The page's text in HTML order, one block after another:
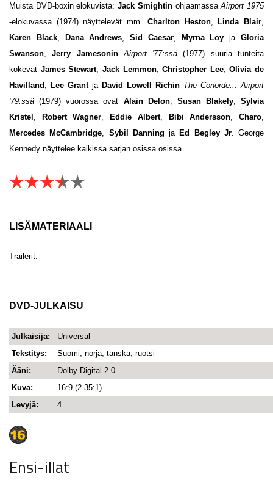
Muista DVD-boxin elokuvista:Jack Smightin ohjaamassaAirport 1975
-elokuvassa (1974) näyttelevät mm. Charlton Heston, Linda Blair,
Karen Black, Dana Andrews,Sid Caesar, Myrna LoyjaGloria
Swanson,Jerry JamesoninAirport '77:ssä(1977) suuria tunteita
kokevat James Stewart, Jack Lemmon,Christopher Lee,Olivia de
Havilland , Lee Grantja David Lowell Richin The Conorde... Airport
'79:ssä(1979) vuorossa ovat Alain Delon, Susan Blakely, Sylvia
Kristel , Robert Wagner, Eddie Albert, Bibi Andersson,Charo,
Mercedes McCambridge, Sybil Danning ja Ed Begley Jr. George
Kennedy näyttelee kaikissa sarjan osissa osissa.
LISÄMATERIAALI
Trailerit.
DVD-JULKAISU
Julkaisija:
Universal
Tekstitys:
Suomi, norja, tanska, ruotsi
Ääni:
Dolby Digital 2.0
Kuva:
16:9 (2.35:1)
Levyjä:
4
Ensi-illat